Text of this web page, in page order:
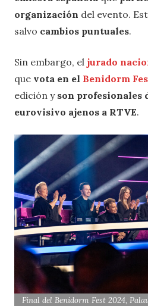
organización del evento.
salvo cambios puntuales.
Sin embargo, el jurado
que vota en el Benidorm
edición y son profesionales
eurovisivo ajenos a RTVE.
Final del Benidorm Fest 2024,